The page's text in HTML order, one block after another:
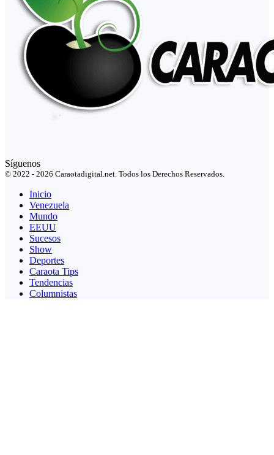
Síguenos
© 2022 - 2026 Caraotadigital.net. Todos los Derechos Reservados.
Inicio
Venezuela
Mundo
EEUU
Sucesos
Show
Deportes
Caraota Tips
Tendencias
Columnistas